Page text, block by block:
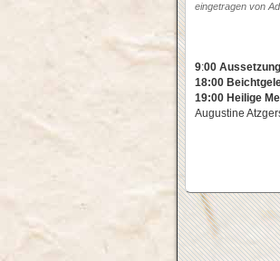
eingetragen von
9:00
18:00
19:00 Heilige
Augustine